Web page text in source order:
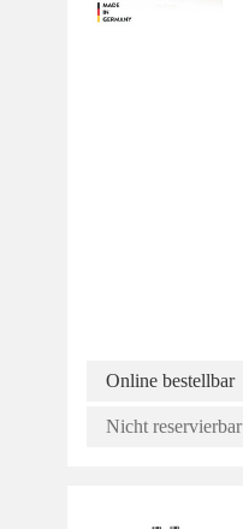
Online bestellbar
Nicht reservierbar